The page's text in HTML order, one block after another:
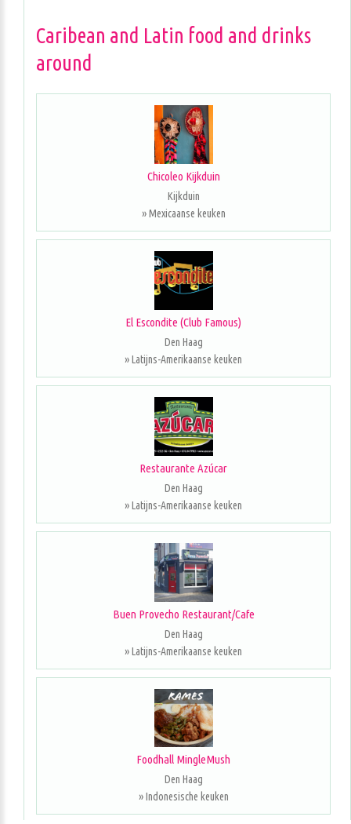
Caribean and Latin food and drinks
around
Chicoleo Kijkduin
Kijkduin
» Mexicaanse keuken
El Escondite (Club Famous)
Den Haag
» Latijns-Amerikaanse keuken
Restaurante Azúcar
Den Haag
» Latijns-Amerikaanse keuken
Buen Provecho Restaurant/Cafe
Den Haag
» Latijns-Amerikaanse keuken
Foodhall MingleMush
Den Haag
» Indonesische keuken